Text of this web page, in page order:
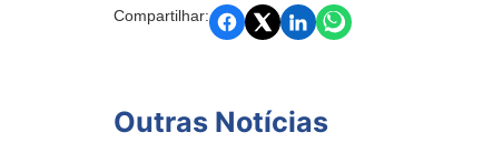
Compartilhar:
Outras Notícias